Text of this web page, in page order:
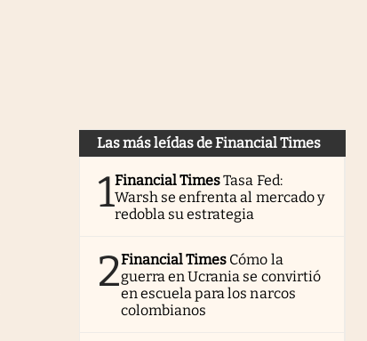
Las más leídas de Financial Times
1Financial TimesTasa Fed:
Warsh se enfrenta al mercado y
redobla su estrategia
2Financial Times Cómo la
guerra en Ucrania se convirtió
en escuela para los narcos
colombianos